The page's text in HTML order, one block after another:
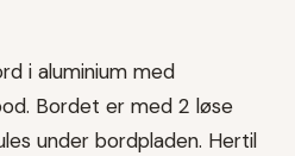
i aluminium med
Bordet er med 2 løse
under bordpladen. Hertil